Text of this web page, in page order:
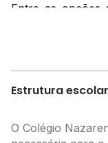
Entre as opções
se
Como é a
Nazareno -
desenvolvimento
Estrutura escolar
O Colégio